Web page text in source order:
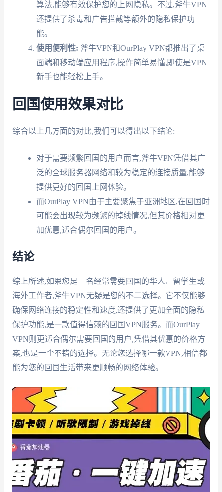
算法,能够有效保护您的上网隐私。不过,斧牛VPN
还提供了杀毒和广告拦截等额外的隐私保护功
能。
使用便利性: 斧牛VPN和OurPlay VPN都推出了桌
面端和移动端应用程序,操作简单易懂,即使是VPN
新手也能轻松上手。
回国使用效果对比
综合以上几方面的对比,我们可以得出以下结论:
对于需要频繁回国的用户而言,斧牛VPN凭借其广
泛的全球服务器网络和较为稳定的连接质量,能够
提供更好的回国上网体验。
而OurPlay VPN由于主要聚焦于亚洲地区,在回国时
可能会出现较为频繁的掉线情况,但其价格相对更
加优惠,适合偶尔回国的用户。
结论
综上所述,如果您是一名经常需要回国的华人、留学生或
海外工作者,斧牛VPN无疑是您的不二选择。它不仅能够
确保网络连接的稳定性和速度,还提供了更加全面的隐私
保护功能,是一款值得信赖的回国VPN服务。而OurPlay
VPN则更适合偶尔需要回国的用户,凭借其优惠的价格方
案,也是一个不错的选择。无论您选择哪一款VPN,相信都
能为您的回国生活带来更顺畅的网络体验。